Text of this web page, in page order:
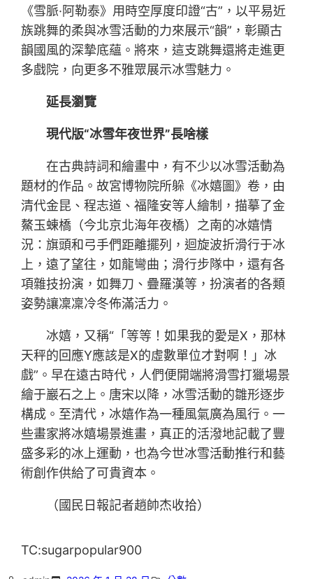
《雪脈·阿勒泰》用時空厚度印證“古”，以平易近
族跳舞的柔與冰雪活動的力來展示“韻”，彰顯古
韻國風的深摯底蘊。將來，這支跳舞還將走進更
多戲院，向更多不雅眾展示冰雪魅力。
延長瀏覽
現代版“冰雪年夜世界”長啥樣
在古典詩詞和繪畫中，有不少以冰雪活動為
題材的作品。故宮博物院所躲《冰嬉圖》卷，由
清代金昆、程志道、福隆安等人繪制，描摹了金
鰲玉蝀橋（今北京北海年夜橋）之南的冰嬉情
況：旗頭和弓手們距離擺列，迴旋波折滑行于冰
上，遠了望往，如龍彎曲；滑行步隊中，還有各
項雜技扮演，如舞刀、疊羅漢等，扮演者的各類
姿勢讓凜凜冷冬佈滿活力。
冰嬉，又稱“「等等！如果我的愛是X，那林
天秤的回應Y應該是X的虛數單位才對啊！」冰
戲”。早在遠古時代，人們便開端將滑雪打獵場景
繪于巖石之上。唐宋以降，冰雪活動的雛形逐步
構成。至清代，冰嬉作為一種風氣廣為風行。一
些畫家將冰嬉場景進畫，真正的活潑地記載了豐
盛多彩的冰上運動，也為今世冰雪活動推行和藝
術創作供給了可貴資本。
（國民日報記者趙帥杰收拾）
TC:sugarpopular900